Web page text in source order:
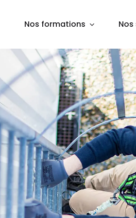
Nos formations